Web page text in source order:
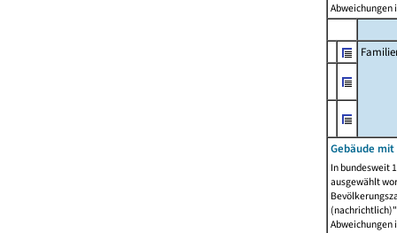
Abweichungen
Gebäude
In bundesweit
ausgewählt
Abweichungen